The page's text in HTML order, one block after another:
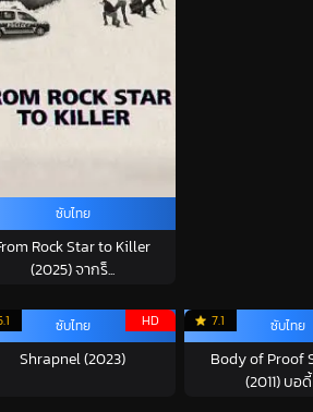
ซับไทย
Rock Star to Killer
(2025) จากร็...
HD
ซับไทย
Shrapnel (2023)
7.1 ซับไทย
Body of Proof
(2011) บอดี้